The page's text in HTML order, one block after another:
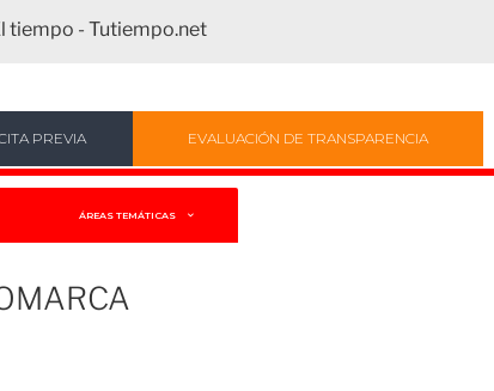
tiempo - Tutiempo.net
PREVIA EVALUACIÓN DE TRANSPARENCIA
ÁREAS TEMÁTICAS